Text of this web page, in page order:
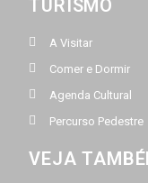
TURISMO
A Visitar
Comer e Dormir
Agenda Cultural
Percurso Pedestre
VEJA